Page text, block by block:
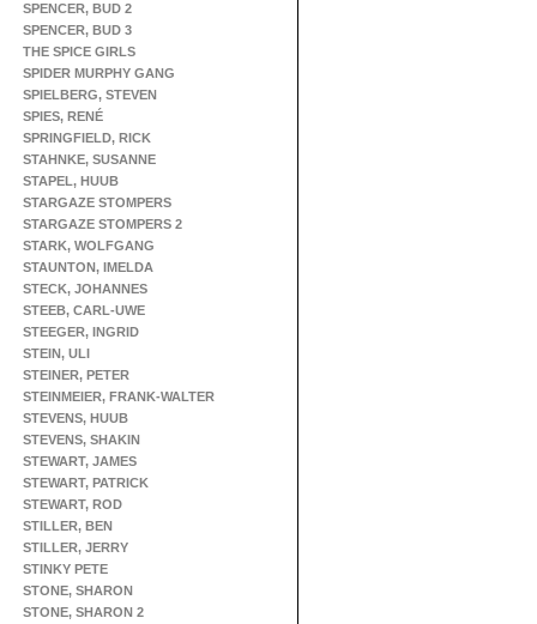
SPENCER, BUD 2
SPENCER, BUD 3
THE SPICE GIRLS
SPIDER MURPHY GANG
SPIELBERG, STEVEN
SPIES, RENÉ
SPRINGFIELD, RICK
STAHNKE, SUSANNE
STAPEL, HUUB
STARGAZE STOMPERS
STARGAZE STOMPERS 2
STARK, WOLFGANG
STAUNTON, IMELDA
STECK, JOHANNES
STEEB, CARL-UWE
STEEGER, INGRID
STEIN, ULI
STEINER, PETER
STEINMEIER, FRANK-WALTER
STEVENS, HUUB
STEVENS, SHAKIN
STEWART, JAMES
STEWART, PATRICK
STEWART, ROD
STILLER, BEN
STILLER, JERRY
STINKY PETE
STONE, SHARON
STONE, SHARON 2